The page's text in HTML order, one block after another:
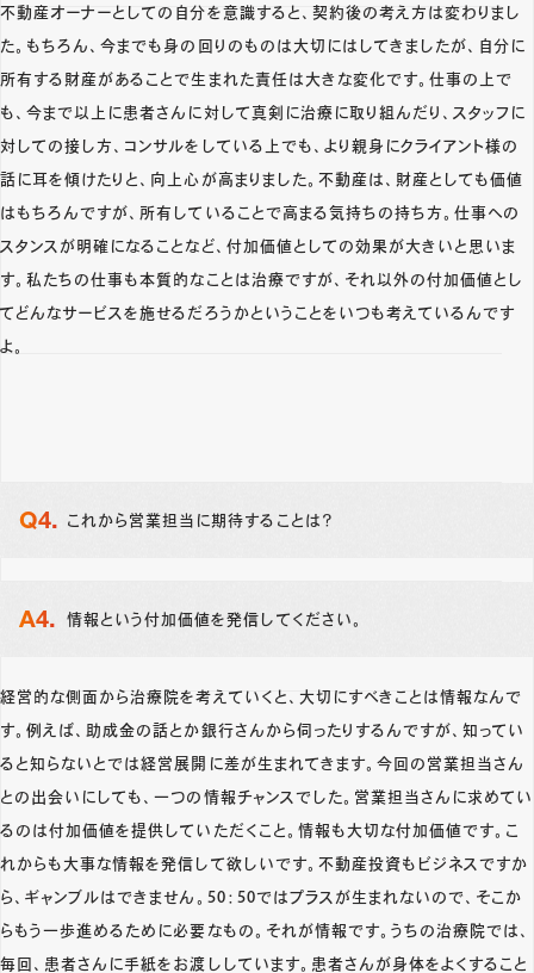
不動産オーナーとしての自分を意識すると、契約後の考え方は変わりまし
た。もちろん、今までも身の回りのものは大切にはしてきましたが、自分に
所有する財産があることで生まれた責任は大きな変化です。仕事の上で
も、今まで以上に患者さんに対して真剣に治療に取り組んだり、スタッフに
対しての接し方、コンサルをしている上でも、より親身にクライアント様の
話に耳を傾けたりと、向上心が高まりました。不動産は、財産としても価値
はもちろんですが、所有していることで高まる気持ちの持ち方。仕事への
スタンスが明確になることなど、付加価値としての効果が大きいと思いま
す。私たちの仕事も本質的なことは治療ですが、それ以外の付加価値とし
てどんなサービスを施せるだろうかということをいつも考えているんです
よ。
これから営業担当に期待することは？
情報という付加価値を発信してください。
経営的な側面から治療院を考えていくと、大切にすべきことは情報なんで
す。例えば、助成金の話とか銀行さんから伺ったりするんですが、知ってい
ると知らないとでは経営展開に差が生まれてきます。今回の営業担当さん
との出会いにしても、一つの情報チャンスでした。営業担当さんに求めてい
るのは付加価値を提供していただくこと。情報も大切な付加価値です。こ
れからも大事な情報を発信して欲しいです。不動産投資もビジネスですか
ら、ギャンブルはできません。50：50ではプラスが生まれないので、そこか
らもう一歩進めるために必要なもの。それが情報です。うちの治療院では、
毎回、患者さんに手紙をお渡ししています。患者さんが身体をよくすること